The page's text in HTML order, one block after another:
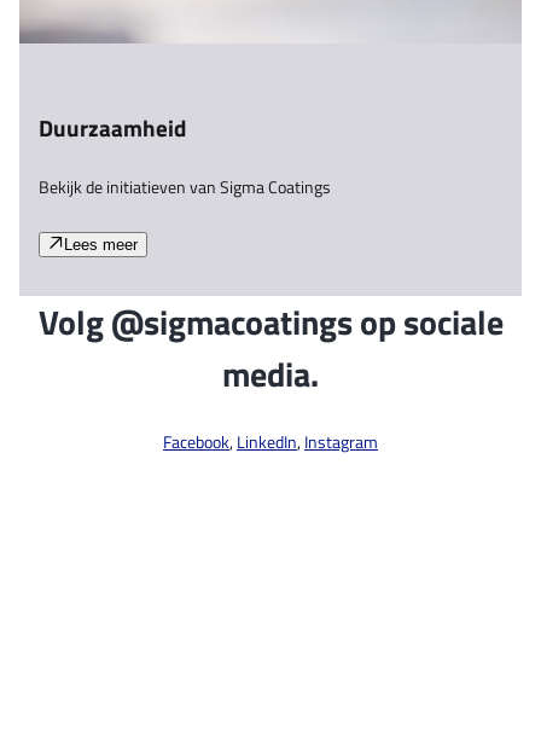
Duurzaamheid
Bekijk de initiatieven van Sigma Coatings
Lees meer
Volg @sigmacoatings op sociale
media.
Facebook,LinkedIn,Instagram